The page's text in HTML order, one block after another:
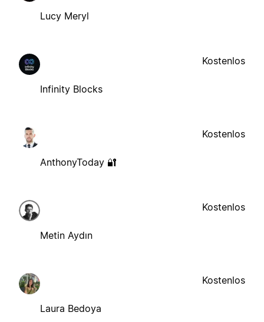
Lucy Meryl
Infinity Blocks
Kostenlos
AnthonyToday 🔐
Kostenlos
Metin Aydın
Kostenlos
Laura Bedoya
Kostenlos